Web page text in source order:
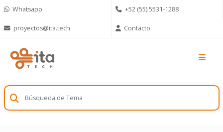
Whatsapp +52 (55) 5531-1288
proyectos@ita.tech Contacto